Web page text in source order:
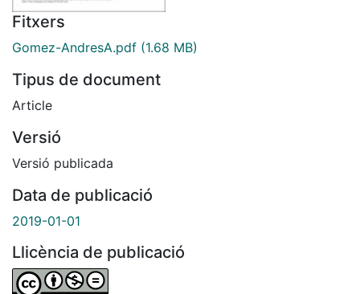
Fitxers
Gomez-AndresA.pdf (1.68 MB)
Tipus de document
Article
Versió
Versió publicada
Data de publicació
2019-01-01
Llicència de publicació